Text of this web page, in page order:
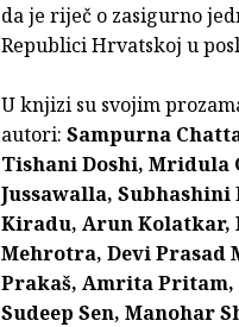
da je riječ o zasigurno
Republici Hrvatskoj u
U knjizi su svojim
autori: Sampurna
Tishani Doshi, Mridula
Jussawalla,
Kiradu, Arun Kolatkar,
Mehrotra, Devi Prasad
Prakaš, Amrita Pritam,
Sudeep Sen, Manohar